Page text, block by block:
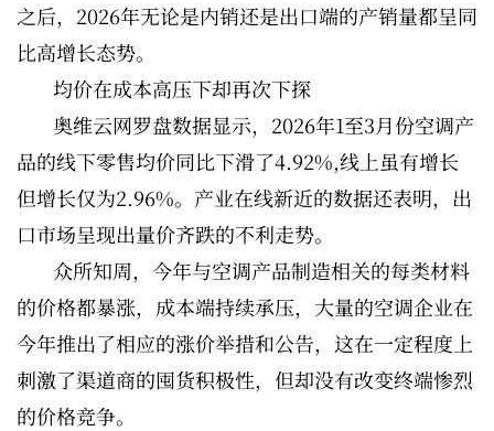
之后，2026年无论是内销还是出口端的产销量都呈同
比高增长态势。
均价在成本高压下却再次下探
奥维云网罗盘数据显示，2026年1至3月份空调产
品的线下零售均价同比下滑了4.92%,线上虽有增长
但增长仅为2.96%。产业在线新近的数据还表明，出
口市场呈现出量价齐跌的不利走势。
众所知周，今年与空调产品制造相关的每类材料
的价格都暴涨，成本端持续承压，大量的空调企业在
今年推出了相应的涨价举措和公告，这在一定程度上
刺激了渠道商的囤货积极性，但却没有改变终端惨烈
的价格竞争。